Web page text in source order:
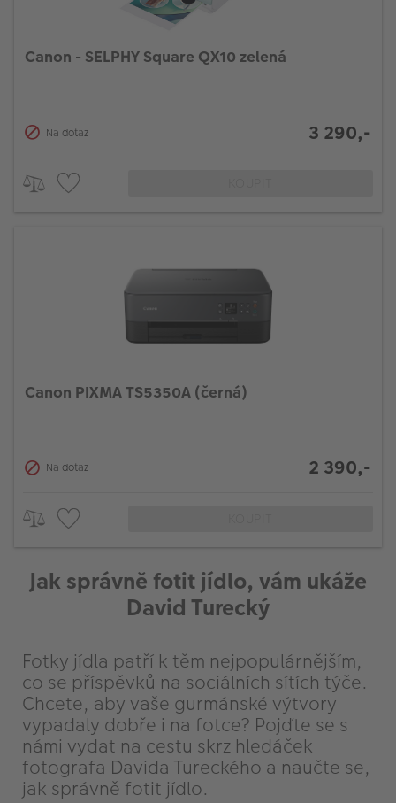
Canon - SELPHY Square QX10 zelená
Na dotaz 3 290,-
Canon PIXMA TS5350A (černá)
Na dotaz 2 390,-
Jak správně fotit jídlo, vám ukáže
David Turecký
Fotky jídla patří k těm nejpopulárnějším,
co se příspěvků na sociálních sítích týče.
Chcete, aby vaše gurmánské výtvory
vypadaly dobře i na fotce? Pojďte se s
námi vydat na cestu skrz hledáček
fotografa Davida Tureckého a naučte se,
jak správně fotit jídlo.